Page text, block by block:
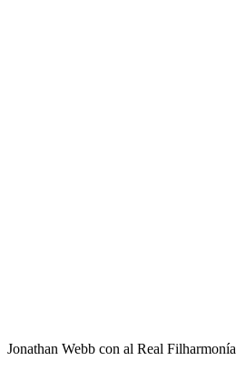
Jonathan Webb con al Real Filharmonía